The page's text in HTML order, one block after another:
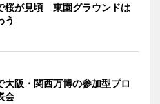
桜が見頃 東園グラウンドは
う
大阪・関西万博の参加型プロ
会